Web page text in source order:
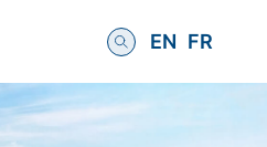
EN FR